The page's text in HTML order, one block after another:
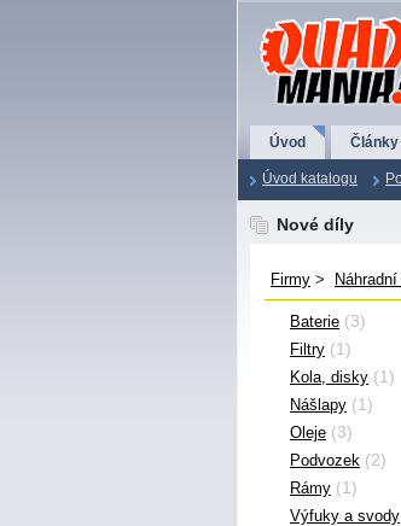
Úvod Články
Úvod katalogu
Nové díly
Firmy >
Baterie (3)
Filtry (1)
Kola, disky (1)
Nášlapy (1)
Oleje (3)
Podvozek (2)
Rámy (1)
Výfuky a svody